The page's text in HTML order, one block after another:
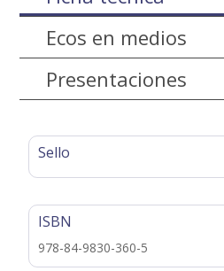
Ecos en medios
Presentaciones
Sello
ISBN
978-84-9830-360-5